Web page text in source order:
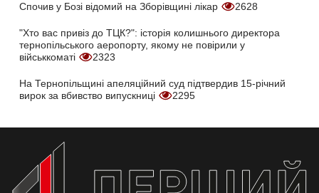
Спочив у Бозі відомий на Зборівщині лікар 2628
"Хто вас привіз до ТЦК?": історія колишнього директора
тернопільського аеропорту, якому не повірили у
військкоматі
2323
На Тернопільщині апеляційний суд підтвердив 15-річний
вирок за вбивство випускниці
2295